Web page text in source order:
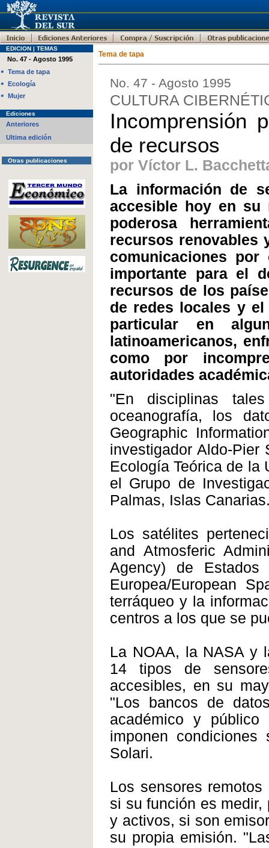
EDICION | TEMAS
No. 47 - Agosto 1995
• Tema de tapa
• Ecología
• Mujer
Ediciones
Anteriores
Ultima edición
Otras publicaciones
Tema de tapa
No. 47 - Agosto 1995
CULTURA
Incomprensión
de recursos
por Víctor L.
La información de
accesible hoy en su
poderosa
recursos renovables
comunicaciones
importante para el
recursos de los
de redes locales y
particular en
latinoamericanos,
como por
autoridades
"En disciplinas
oceanografía, los
Geographic
investigador Aldo-Pier
Ecología Teórica de la
el Grupo de
Palmas, Islas
Los satélites
and Atmosferic
Agency) de
Europea/European
terráqueo y la
centros a los que se
La NOAA, la NASA y
14 tipos de
accesibles, en su
"Los bancos de
académico y
imponen
Solari.
Los sensores
si su función es
y activos, si son
su propia emisión.